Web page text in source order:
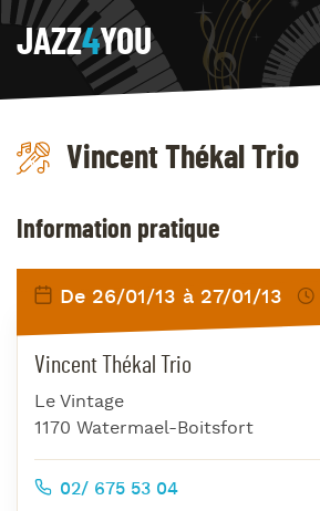
JAZZ4YOU
Vincent Thékal Trio
Information pratique
De 26/01/13 à 27/01/13
Vincent Thékal Trio
Le Vintage
1170 Watermael-Boitsfort
02/ 675 53 04